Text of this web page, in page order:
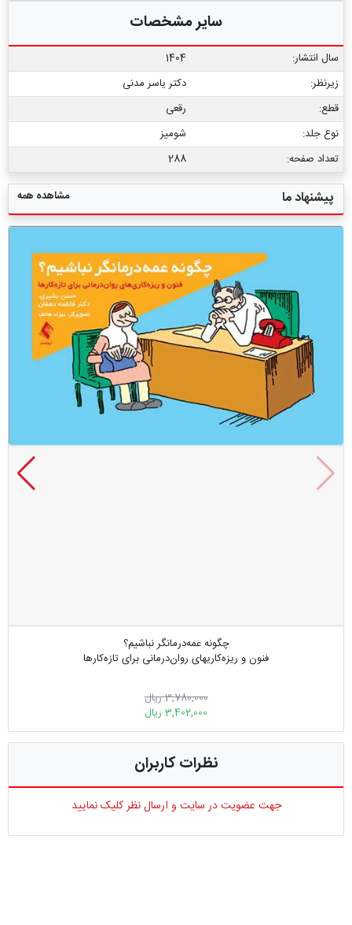
سایر مشخصات
سال انتشار:
1404
زیرنظر:
دکتر یاسر مدنی
قطع:
رقعی
نوع جلد:
شومیز
تعداد صفحه:
288
پیشنهاد ما مشاهده همه
چگونه عمه‌درمانگر نباشیم؟
فنون و ریزه‌کاریهای روان‌درمانی برای تازه‌کارها
3,780,000 ریال
3,402,000 ریال
نظرات کاربران
جهت عضویت در سایت و ارسال نظر کلیک نمایید